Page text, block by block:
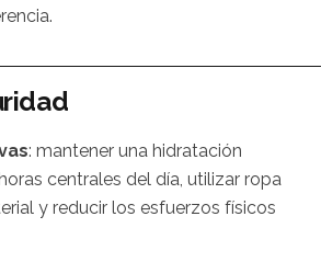
: mantener una hidratación
centrales del día, utilizar ropa
y reducir los esfuerzos físicos